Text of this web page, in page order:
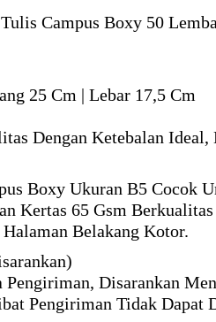
Campus Boxy 50
25 Cm | Lebar 17,5 Cm
Dengan Ketebalan
Boxy Ukuran B5 Cocok
Kertas 65 Gsm
Belakang Kotor.
Pengiriman, Disarankan
Pengiriman Tidak Dapat